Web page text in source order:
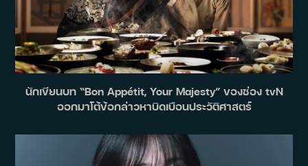
นักเขียนบท “Bon Appétit, Your Majesty” ของช่อง tvN
ออกมาโต้ข้อกล่าวหาบิดเบือนประวัติศาสตร์